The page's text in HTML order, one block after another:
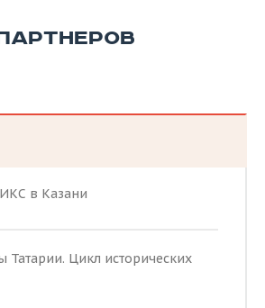
в Казани
Татарии. Цикл исторических